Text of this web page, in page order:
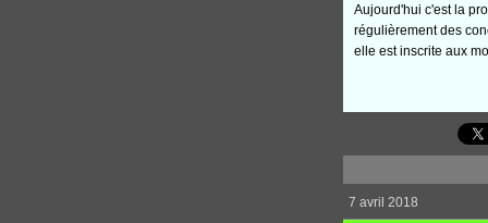
Aujourd'hui c'est la
régulièrement des
elle est inscrite aux
7 avril 2018